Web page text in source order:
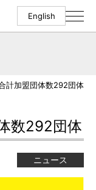
English
計加盟団体数292団体
数292団体
ニュース